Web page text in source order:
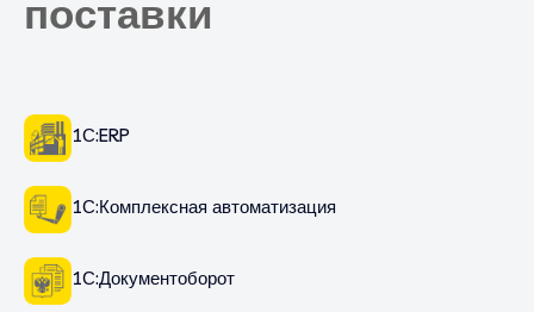
поставки
1С:ERP
1С:Комплексная автоматизация
1С:Документоборот